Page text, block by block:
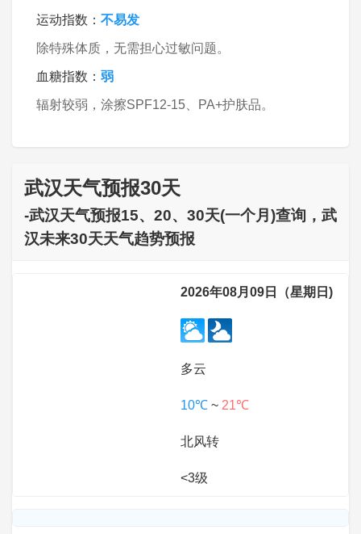
运动指数： 不易发
除特殊体质，无需担心过敏问题。
血糖指数： 弱
辐射较弱，涂擦SPF12-15、PA+护肤品。
武汉天气预报30天
-武汉天气预报15、20、30天(一个月)查询，武
汉未来30天天气趋势预报
2026年08月09日（星期日)
多云
10℃ ~ 21℃
北风转
<3级